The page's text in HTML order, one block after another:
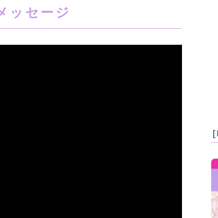
ッセージ